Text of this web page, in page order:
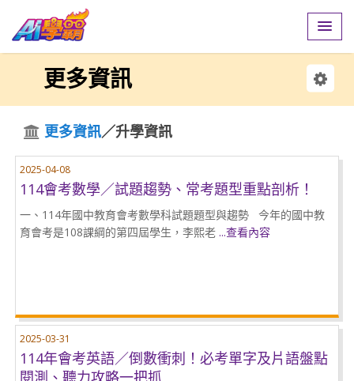
更多資訊
更多資訊／升學資訊
2025-04-08
114會考數學／試題趨勢、常考題型重點剖析！
一、114年國中教育會考數學科試題題型與趨勢 今年的國中教
育會考是108課綱的第四屆學生，李熙老 ...查看內容
2025-03-31
114年會考英語／倒數衝刺！必考單字及片語盤點
閱測、聽力攻略一把抓